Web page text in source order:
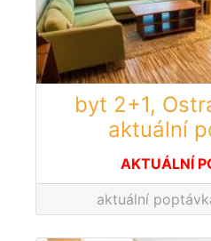
byt 2+1,
aktuální
AKTUÁLNÍ
aktuální